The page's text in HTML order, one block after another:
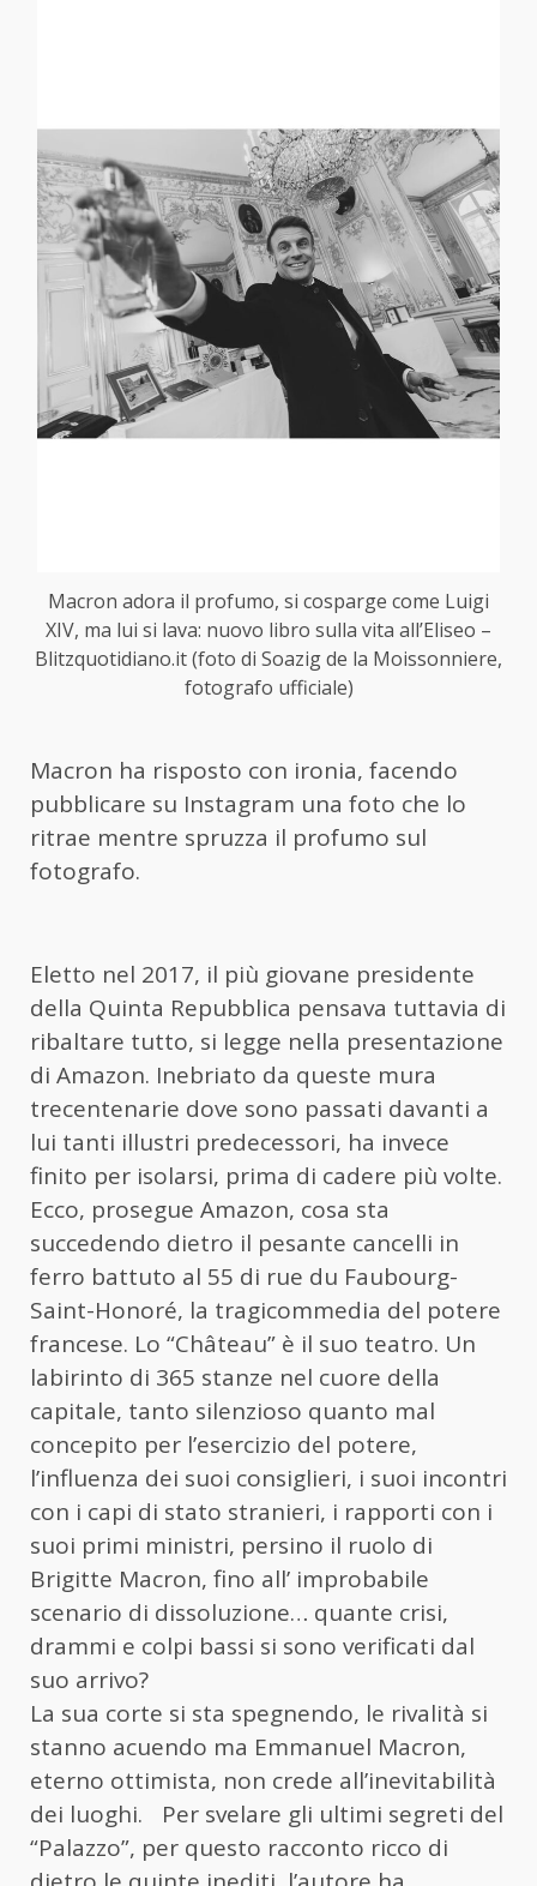
Macron adora il profumo, si cosparge come Luigi
XIV, ma lui si lava: nuovo libro sulla vita all’Eliseo –
Blitzquotidiano.it (foto di Soazig de la Moissonniere,
fotografo ufficiale)
Macron ha risposto con ironia, facendo
pubblicare su Instagram una foto che lo
ritrae mentre spruzza il profumo sul
fotografo.
Eletto nel 2017, il più giovane presidente
della Quinta Repubblica pensava tuttavia di
ribaltare tutto, si legge nella presentazione
di Amazon. Inebriato da queste mura
trecentenarie dove sono passati davanti a
lui tanti illustri predecessori, ha invece
finito per isolarsi, prima di cadere più volte.
Ecco, prosegue Amazon, cosa sta
succedendo dietro il pesante cancelli in
ferro battuto al 55 di rue du Faubourg-
Saint-Honoré, la tragicommedia del potere
francese. Lo “Château” è il suo teatro. Un
labirinto di 365 stanze nel cuore della
capitale, tanto silenzioso quanto mal
concepito per l’esercizio del potere,
l’influenza dei suoi consiglieri, i suoi incontri
con i capi di stato stranieri, i rapporti con i
suoi primi ministri, persino il ruolo di
Brigitte Macron, fino all’ improbabile
scenario di dissoluzione… quante crisi,
drammi e colpi bassi si sono verificati dal
suo arrivo?
La sua corte si sta spegnendo, le rivalità si
stanno acuendo ma Emmanuel Macron,
eterno ottimista, non crede all’inevitabilità
dei luoghi. Per svelare gli ultimi segreti del
“Palazzo”, per questo racconto ricco di